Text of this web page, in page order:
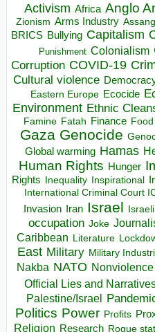
Activism Africa Anglo
Zionism Arms Industry
BRICS Bullying Capitalism
Punishment Colonialism
Corruption COVID-19
Cultural violence
Eastern Europe Ecocide
Environment Ethnic
Famine Fatah Finance
Gaza Genocide
Global warming Hamas
Human Rights Hunger
Rights
Inequality Inspirational
International Criminal Court
Invasion Iran Israel
occupation Joke
Caribbean Literature
East Military Military
Nakba NATO Nonviolence
Official Lies and
Palestine/Israel
Politics Power Profits
Religion Research Rogue